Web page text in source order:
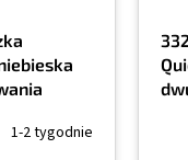
1-2 tygodnie